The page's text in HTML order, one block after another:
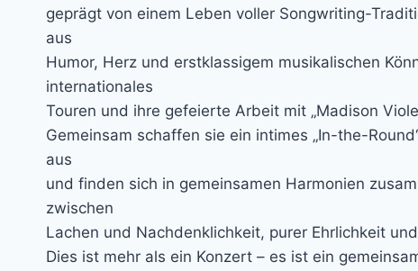
geprägt von einem Leben voller Songwriting-
aus
Humor, Herz und erstklassigem musikalischen
internationales
Touren und ihre gefeierte Arbeit mit „Madison
Gemeinsam schaffen sie ein intimes „In-the-
aus
und finden sich in gemeinsamen Harmonien
zwischen
Lachen und Nachdenklichkeit, purer Ehrlichkeit
Dies ist mehr als ein Konzert – es ist ein